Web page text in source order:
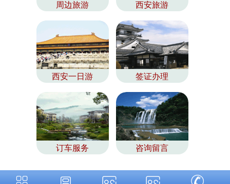
周边旅游 西安旅游
西安一日游 签证办理
订车服务 咨询留言